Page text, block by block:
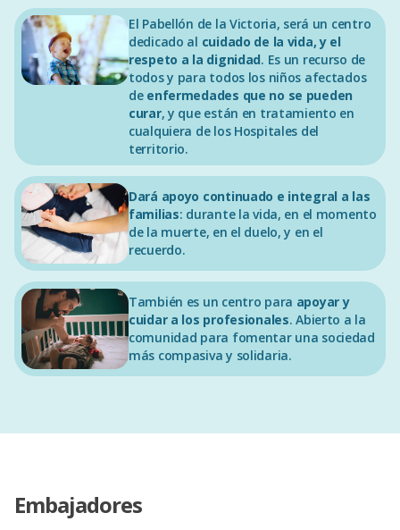
El Pabellón de la Victoria, será un centro
dedicado al cuidado de la vida, y el
respeto a la dignidad. Es un recurso de
todos y para todos los niños afectados
deenfermedades que no se pueden
curar, y que están en tratamiento en
cualquiera de los Hospitales del
territorio.
Dará apoyo continuado e integral a las
familias: durante la vida, en el momento
de la muerte, en el duelo, y en el
recuerdo.
También es un centro para apoyar y
cuidar a los profesionales. Abierto a la
comunidad para fomentar una sociedad
más compasiva y solidaria.
Embajadores